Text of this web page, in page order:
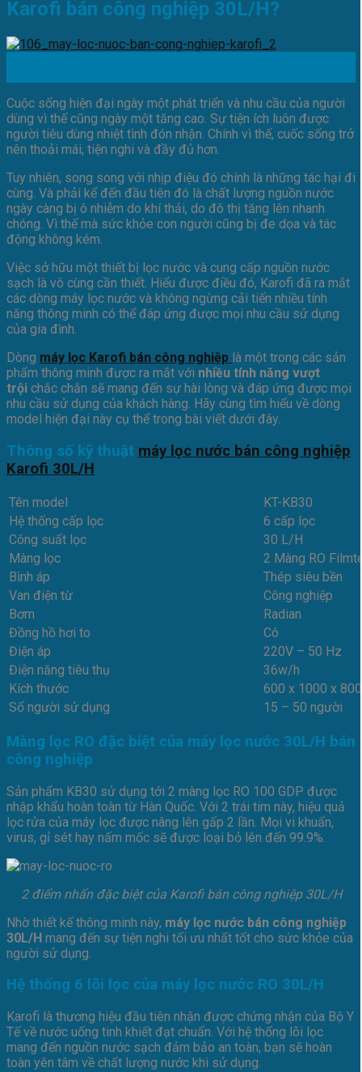
Karofi bán công nghiệp 30L/H?
Cuộc sống hiện đại ngày một phát triển và nhu cầu của người
dùng vì thế cũng ngày một tăng cao. Sự tiện ích luôn được
người tiêu dùng nhiệt tình đón nhận. Chính vì thế, cuốc sống trở
nên thoải mái, tiện nghi và đầy đủ hơn.
Tuy nhiên, song song với nhịp điệu đó chính là những tác hại đi
cùng. Và phải kể đến đầu tiên đó là chất lượng nguồn nước
ngày càng bị ô nhiễm do khí thải, do đô thị tăng lên nhanh
chóng. Vì thế mà sức khỏe con người cũng bị đe dọa và tác
động không kém.
Việc sở hữu một thiết bị lọc nước và cung cấp nguồn nước
sạch là vô cùng cần thiết. Hiểu được điều đó, Karofi đã ra mắt
các dòng máy lọc nước và không ngừng cải tiến nhiều tính
năng thông minh có thể đáp ứng được mọi nhu cầu sử dụng
của gia đình.
Dòng máy lọc Karofi bán công nghiệp là một trong các sản
phẩm thông minh được ra mắt với nhiều tính năng vượt
trội chắc chắn sẽ mang đến sự hài lòng và đáp ứng được mọi
nhu cầu sử dụng của khách hàng. Hãy cùng tìm hiểu về dòng
model hiện đại này cụ thể trong bài viết dưới đây.
Thông số kỹ thuật máy lọc nước bán công nghiệp
Karofi 30L/H
Tên model
KT-KB30
Hệ thống cấp lọc
6 cấp lọc
Công suất lọc
30 L/H
Màng lọc
2 Màng RO
Bình áp
Thép siêu bền
Van điện từ
Công nghiệp
Bơm
Radian
Đồng hồ hơi to
Có
Điện áp
220V – 50 Hz
Điện năng tiêu thụ
36w/h
Kích thước
600 x 1000 x
Số người sử dụng
15 – 50 người
Màng lọc RO đặc biệt của máy lọc nước 30L/H bán
công nghiệp
Sản phẩm KB30 sử dụng tới 2 màng lọc RO 100 GDP được
nhập khẩu hoàn toàn từ Hàn Quốc. Với 2 trái tim này, hiệu quả
lọc rửa của máy lọc được nâng lên gấp 2 lần. Mọi vi khuẩn,
virus, gỉ sét hay nấm mốc sẽ được loại bỏ lên đến 99.9%.
2 điểm nhấn đặc biệt của Karofi bán công nghiệp 30L/H
Nhờ thiết kế thông minh này, máy lọc nước bán công nghiệp
30L/H mang đến sự tiện nghi tối ưu nhất tốt cho sức khỏe của
người sử dụng.
Hệ thống 6 lõi lọc của máy lọc nước RO 30L/H
Karofi là thương hiệu đầu tiên nhận được chứng nhận của Bộ Y
Tế về nước uống tinh khiết đạt chuẩn. Với hệ thống lõi lọc
mang đến nguồn nước sạch đảm bảo an toàn, bạn sẽ hoàn
toàn yên tâm về chất lượng nước khi sử dụng.